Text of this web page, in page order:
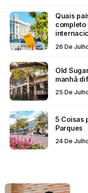
Quais
26 De
Old
manhã
25 De
5 Coisas
Parques
24 De